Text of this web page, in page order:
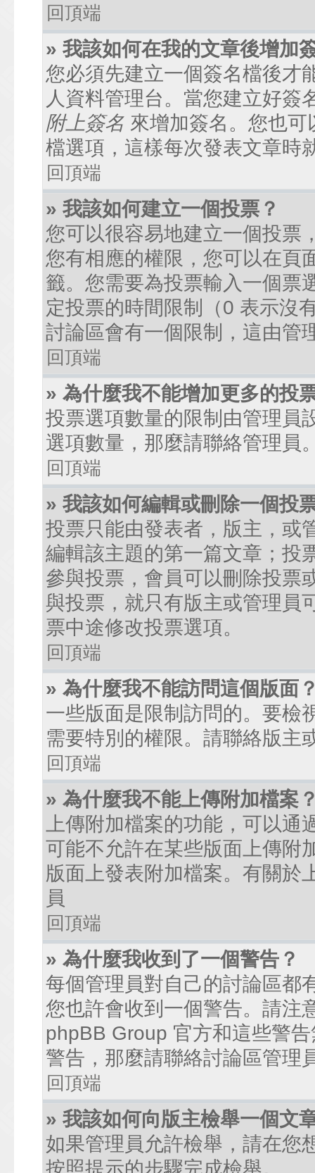
回頂端
» 我該如何在我的文章後增加
您必須先建立一個簽名檔後才
人資料管理台。當您建立好簽
附上簽名 來增加簽名。您也
檔選項，這樣每次發表文章時
回頂端
» 我該如何建立一個投票？
您可以很容易地建立一個投票
您有相應的權限，您可以在頁
籤。您需要為投票輸入一個票
定投票的時間限制（0 表示沒
討論區會有一個限制，這由管
回頂端
» 為什麼我不能增加更多的投
投票選項數量的限制由管理員
選項數量，那麼請聯絡管理員
回頂端
» 我該如何編輯或刪除一個投
投票只能由發表者，版主，或
編輯該主題的第一篇文章；投
參與投票，會員可以刪除投票
與投票，就只有版主或管理員
票中途修改投票選項。
回頂端
» 為什麼我不能訪問這個版面
一些版面是限制訪問的。要檢
需要特別的權限。請聯絡版主
回頂端
» 為什麼我不能上傳附加檔案
上傳附加檔案的功能，可以
可能不允許在某些版面上傳附
版面上發表附加檔案。有關於
員
回頂端
» 為什麼我收到了一個警告？
每個管理員對自己的討論區都
您也許會收到一個警告。請注
phpBB Group 官方和這些警
警告，那麼請聯絡討論區管理
回頂端
» 我該如何向版主檢舉一個文
如果管理員允許檢舉，請在您
按照提示的步驟完成檢舉。